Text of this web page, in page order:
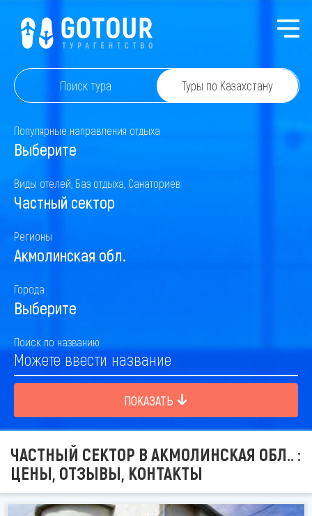
Поиск тура Туры по Казахстану
Популярные направления отдыха
Выберите
Виды отелей, Баз отдыха, Санаториев
Частный сектор
Регионы
Акмолинская обл.
Города
Выберите
Поиск по названию
ПОКАЗАТЬ
ЧАСТНЫЙ СЕКТОР В АКМОЛИНСКАЯ ОБЛ.. :
ЦЕНЫ, ОТЗЫВЫ, КОНТАКТЫ